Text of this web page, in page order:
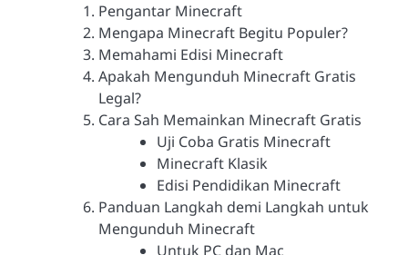
Pengantar Minecraft
Mengapa Minecraft Begitu Populer?
Memahami Edisi Minecraft
Apakah Mengunduh Minecraft Gratis
Legal?
Cara Sah Memainkan Minecraft Gratis
Uji Coba Gratis Minecraft
Minecraft Klasik
Edisi Pendidikan Minecraft
Panduan Langkah demi Langkah untuk
Mengunduh Minecraft
Untuk PC dan Mac